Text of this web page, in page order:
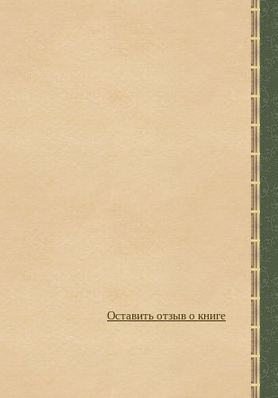
Оставить отзыв о книге